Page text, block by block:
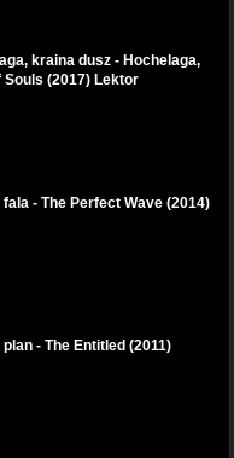
kraina dusz - Hochelaga,
Souls (2017) Lektor
fala - The Perfect Wave (2014)
plan - The Entitled (2011)